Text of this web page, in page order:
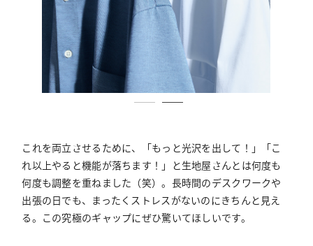
これを両立させるために、「もっと光沢を出して！」「こ
れ以上やると機能が落ちます！」と生地屋さんとは何度も
何度も調整を重ねました（笑）。長時間のデスクワークや
出張の日でも、まったくストレスがないのにきちんと見え
る。この究極のギャップにぜひ驚いてほしいです。